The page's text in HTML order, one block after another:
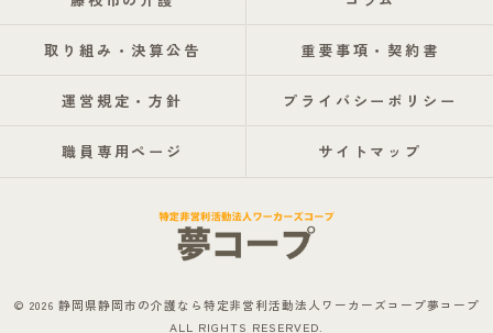
取り組み・決算公告 重要事項・契約書
運営規定・方針 プライバシーポリシー
職員専用ページ サイトマップ
© 2026 静岡県静岡市の介護なら特定非営利活動法人ワーカーズコープ夢コープ
ALL RIGHTS RESERVED.